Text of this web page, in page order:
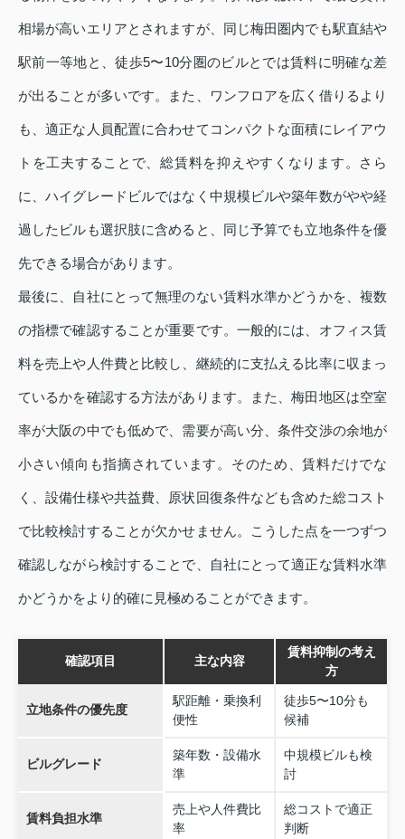
相場が高いエリアとされますが、同じ梅田圏内でも駅直結や
駅前一等地と、徒歩5〜10分圏のビルとでは賃料に明確な差
が出ることが多いです。また、ワンフロアを広く借りるより
も、適正な人員配置に合わせてコンパクトな面積にレイアウ
トを工夫することで、総賃料を抑えやすくなります。さら
に、ハイグレードビルではなく中規模ビルや築年数がやや経
過したビルも選択肢に含めると、同じ予算でも立地条件を優
先できる場合があります。
最後に、自社にとって無理のない賃料水準かどうかを、複数
の指標で確認することが重要です。一般的には、オフィス賃
料を売上や人件費と比較し、継続的に支払える比率に収まっ
ているかを確認する方法があります。また、梅田地区は空室
率が大阪の中でも低めで、需要が高い分、条件交渉の余地が
小さい傾向も指摘されています。そのため、賃料だけでな
く、設備仕様や共益費、原状回復条件なども含めた総コスト
で比較検討することが欠かせません。こうした点を一つずつ
確認しながら検討することで、自社にとって適正な賃料水準
かどうかをより的確に見極めることができます。
確認項目 主な内容
賃料抑制の考え
方
立地条件の優先度
駅距離・乗換利
便性
徒歩5〜10分も
候補
ビルグレード
築年数・設備水
準
中規模ビルも検
討
賃料負担水準
売上や人件費比
率
総コストで適正
判断